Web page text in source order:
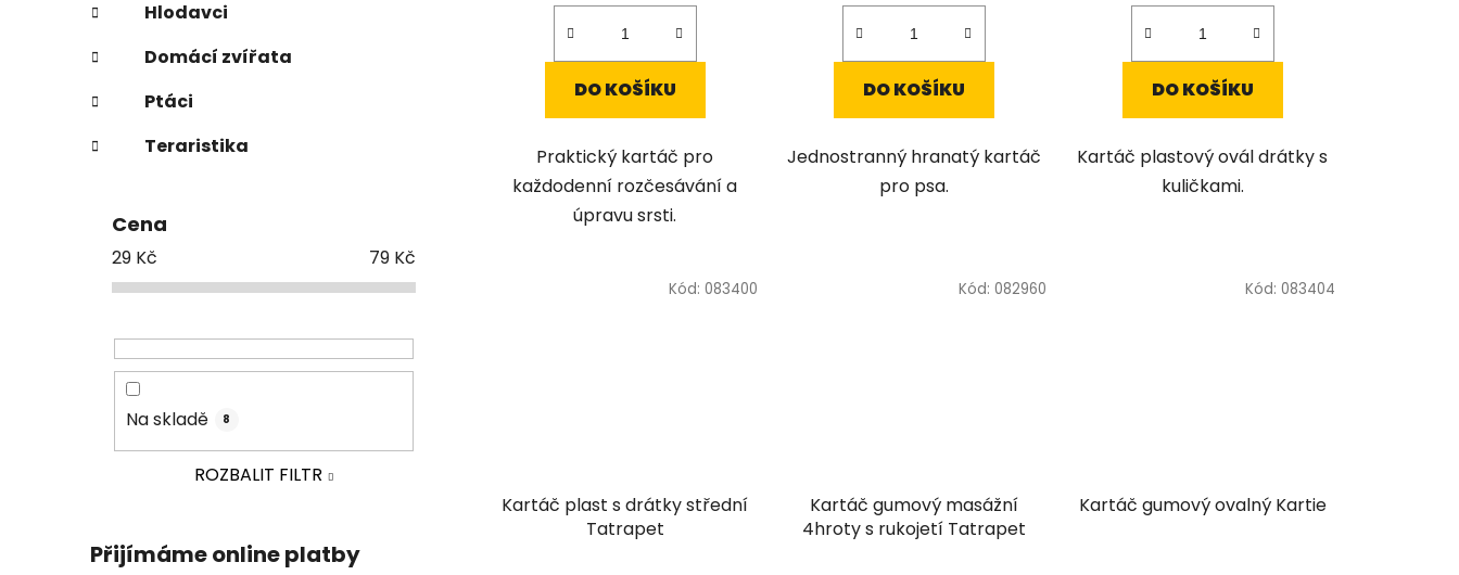
Hlodavci
Domácí zvířata
Ptáci
Teraristika
Cena
29 Kč 79 Kč
Na skladě 8
ROZBALIT FILTR
Přijímáme online platby
DO KOŠÍKU
Praktický kartáč pro
každodenní rozčesávání a
úpravu srsti.
DO KOŠÍKU
Jednostranný hranatý kartáč
pro psa.
DO KOŠÍKU
Kartáč plastový ovál drátky s
kuličkami.
Kartáč plast s drátky střední
Tatrapet
Kód: 083400
Kartáč gumový masážní
4hroty s rukojetí Tatrapet
Kód: 082960
Kartáč gumový ovalný Kartie
Kód: 083404